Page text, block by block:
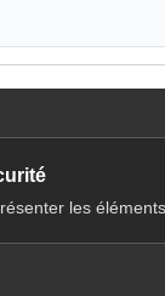
les